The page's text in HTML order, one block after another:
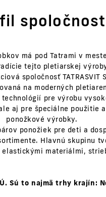
má pod Tatrami v
tejto pletiarskej
spoločnosť TATRASVIT
na moderných
pre výrobu
aj pre špeciálne použitie
ponožkové výrobky.
ponožiek pre deti a
Hlavnú skupinu
materiálmi,
Sú to najmä trhy krajín: